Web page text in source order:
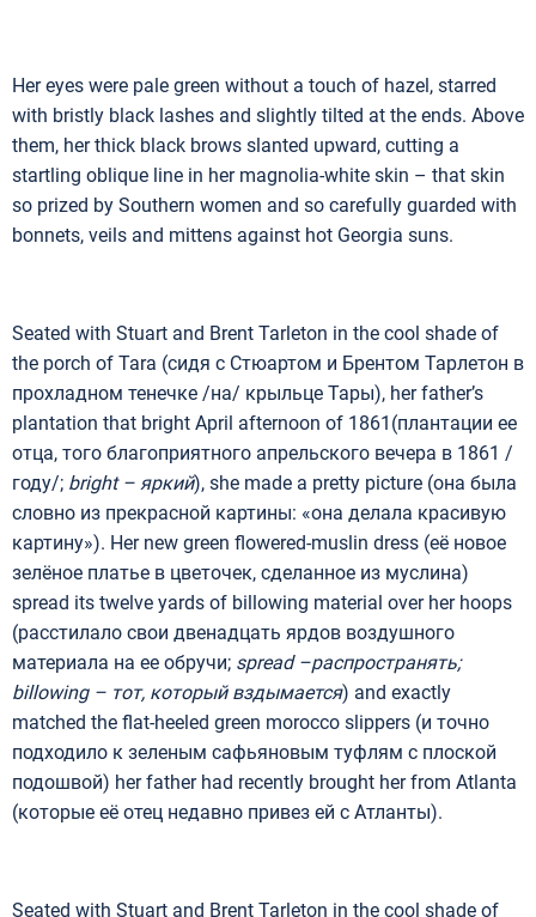
Her eyes were pale green without a touch of hazel, starred
with bristly black lashes and slightly tilted at the ends. Above
them, her thick black brows slanted upward, cutting a
startling oblique line in her magnolia-white skin – that skin
so prized by Southern women and so carefully guarded with
bonnets, veils and mittens against hot Georgia suns.
Seated with Stuart and Brent Tarleton in the cool shade of
the porch of Tara (сидя с Стюартом и Брентом Тарлетон в
прохладном тенечке /на/ крыльце Тары), her father’s
plantation that bright April afternoon of 1861(плантации ее
отца, того благоприятного апрельского вечера в 1861 /
году/; bright – яркий), she made a pretty picture (она была
словно из прекрасной картины: «она делала красивую
картину»). Her new green flowered-muslin dress (её новое
зелёное платье в цветочек, сделанное из муслина)
spread its twelve yards of billowing material over her hoops
(расстилало свои двенадцать ярдов воздушного
материала на ее обручи; spread –распространять;
billowing – тот, который вздымается) and exactly
matched the flat-heeled green morocco slippers (и точно
подходило к зеленым сафьяновым туфлям с плоской
подошвой) her father had recently brought her from Atlanta
(которые её отец недавно привез ей с Атланты).
Seated with Stuart and Brent Tarleton in the cool shade of